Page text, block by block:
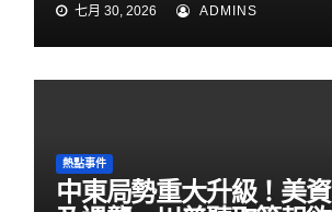
七月 30, 2026 ADMINS
熱點事件
中東局勢重大升級！美